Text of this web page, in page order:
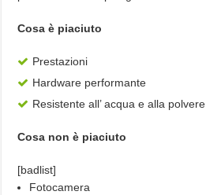
Cosa è piaciuto
Prestazioni
Hardware performante
Resistente all’ acqua e alla polvere
Cosa non è piaciuto
[badlist]
Fotocamera